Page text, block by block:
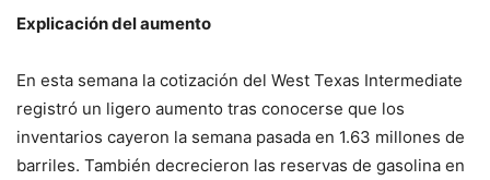
Explicación del aumento
En esta semana la cotización del West Texas Intermediate
registró un ligero aumento tras conocerse que los
inventarios cayeron la semana pasada en 1.63 millones de
barriles. También decrecieron las reservas de gasolina en